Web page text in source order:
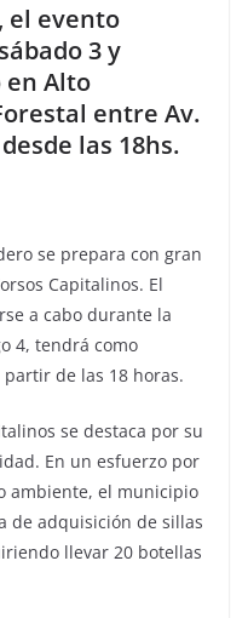
el evento
3 y
en Alto
entre Av.
las 18hs.
se prepara con gran
Capitalinos. El
a cabo durante la
4, tendrá como
de las 18 horas.
se destaca por su
En un esfuerzo por
ambiente, el municipio
de adquisición de sillas
llevar 20 botellas